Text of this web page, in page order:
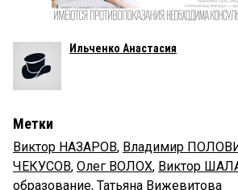
Ильченко Анастасия
Метки
Виктор НАЗАРОВ, Владимир
ЧЕКУСОВ, Олег ВОЛОХ, Виктор
образование, Татьяна Вижевитова